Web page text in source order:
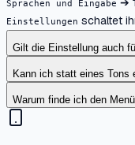
Sprachen und Eingabe
Einstellungen schaltet
Gilt die Einstellung auch
Kann ich statt eines Tons
Warum finde ich den